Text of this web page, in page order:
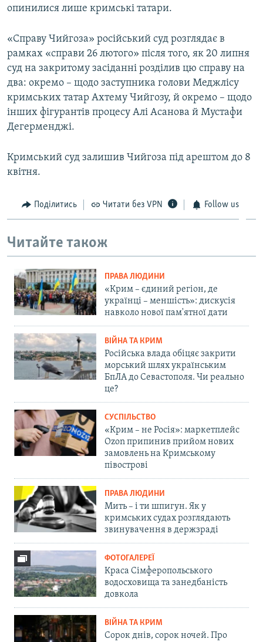
опинилися лише кримські татари.
«Справу Чийгоза» російський суд розглядає в
рамках «справи 26 лютого» після того, як 20 липня
суд на закритому засіданні розділив цю справу на
два: окремо – щодо заступника голови Меджлісу
кримських татар Ахтему Чийгозу, й окремо – щодо
інших фігурантів процесу Алі Асанова й Мустафи
Дегерменджі.
Кримський суд залишив Чийгоза під арештом до 8
квітня.
Поділитись Читати без VPN Follow us
Читайте також
ПРАВА ЛЮДИНИ
«Крим – єдиний регіон, де
українці – меншість»: дискусія
навколо нової пам'ятної дати
ВІЙНА ТА КРИМ
Російська влада обіцяє закрити
морський шлях українським
БпЛА до Севастополя. Чи реально
це?
СУСПІЛЬСТВО
«Крим – не Росія»: маркетплейс
Ozon припинив прийом нових
замовлень на Кримському
півострові
ПРАВА ЛЮДИНИ
Мить – і ти шпигун. Як у
кримських судах розглядають
звинувачення в держзраді
ФОТОГАЛЕРЕЇ
Краса Сімферопольського
водосховища та занедбаність
довкола
ВІЙНА ТА КРИМ
Сорок днів, сорок ночей. Про